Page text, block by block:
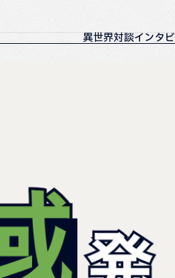
異世界対談インタ